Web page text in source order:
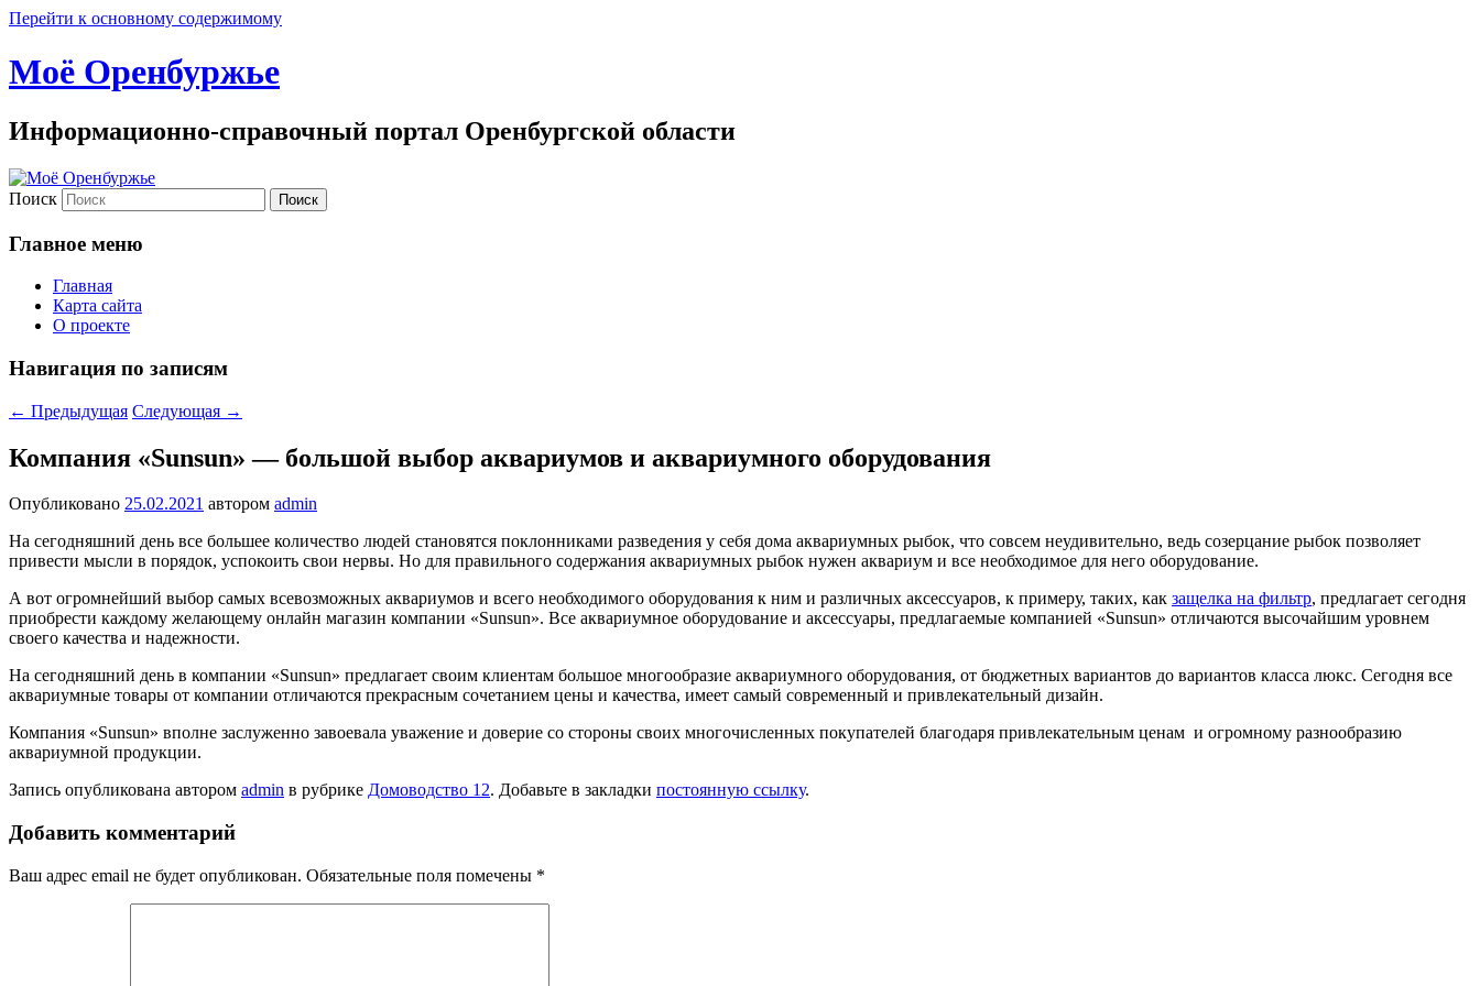
Перейти к основному содержимому
Моё Оренбуржье
Информационно-справочный портал Оренбургской области
Поиск
Главное меню
Главная
Карта сайта
О проекте
Навигация по записям
← Предыдущая Следующая →
Компания «Sunsun» — большой выбор аквариумов и аквариумного оборудования
Опубликовано 25.02.2021 автором admin
На сегодняшний день все большее количество людей становятся поклонниками разведения у себя дома аквариумных рыбок, что совсем неудивительно, ведь созерцание рыбок позволяет
привести мысли в порядок, успокоить свои нервы. Но для правильного содержания аквариумных рыбок нужен аквариум и все необходимое для него оборудование.
А вот огромнейший выбор самых всевозможных аквариумов и всего необходимого оборудования к ним и различных аксессуаров, к примеру, таких, как защелка на фильтр, предлагает сегодня
приобрести каждому желающему онлайн магазин компании «Sunsun». Все аквариумное оборудование и аксессуары, предлагаемые компанией «Sunsun» отличаются высочайшим уровнем
своего качества и надежности.
На сегодняшний день в компании «Sunsun» предлагает своим клиентам большое многообразие аквариумного оборудования, от бюджетных вариантов до вариантов класса люкс. Сегодня все
аквариумные товары от компании отличаются прекрасным сочетанием цены и качества, имеет самый современный и привлекательный дизайн.
Компания «Sunsun» вполне заслуженно завоевала уважение и доверие со стороны своих многочисленных покупателей благодаря привлекательным ценам и огромному разнообразию
аквариумной продукции.
Запись опубликована автором admin в рубрике Домоводство 12. Добавьте в закладки постоянную ссылку.
Добавить комментарий
Ваш адрес email не будет опубликован. Обязательные поля помечены *